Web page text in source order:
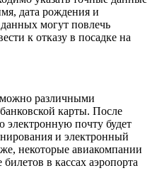
дата рождения и
могут повлечь
к отказу в посадке на
различными
карты. После
почту будет
и электронный
некоторые авиакомпании
в кассах аэропорта